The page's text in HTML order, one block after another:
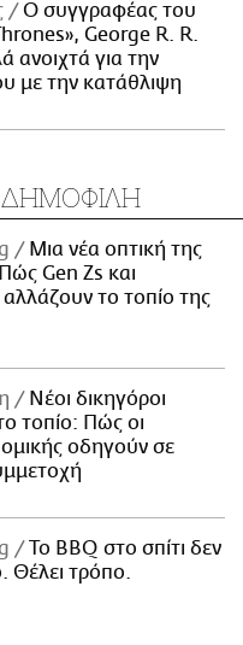
Ο συγγραφέας του
George R. R.
ανοιχτά για την
με την κατάθλιψη
ΔΗΜΟΦΙΛΗ
Μια νέα οπτική της
Gen Zs και
το τοπίο της
Νέοι δικηγόροι
τοπίο: Πώς οι
οδηγούν σε
Το BBQ στο σπίτι δεν
Θέλει τρόπο.